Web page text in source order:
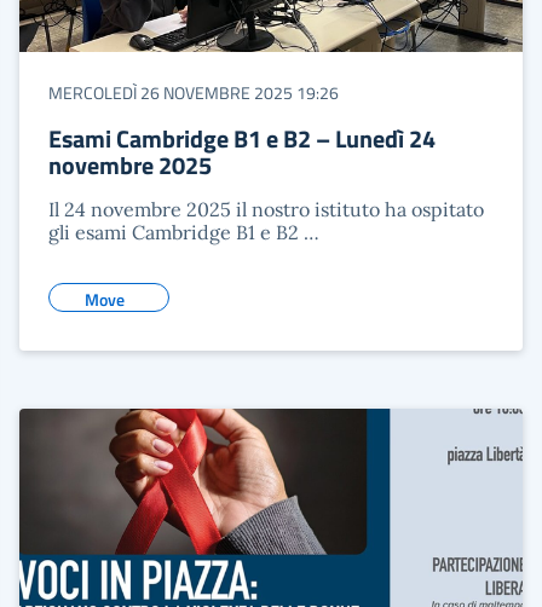
MERCOLEDÌ 26 NOVEMBRE 2025 19:26
Esami Cambridge B1 e B2 – Lunedì 24
novembre 2025
Il 24 novembre 2025 il nostro istituto ha ospitato
gli esami Cambridge B1 e B2 …
Move